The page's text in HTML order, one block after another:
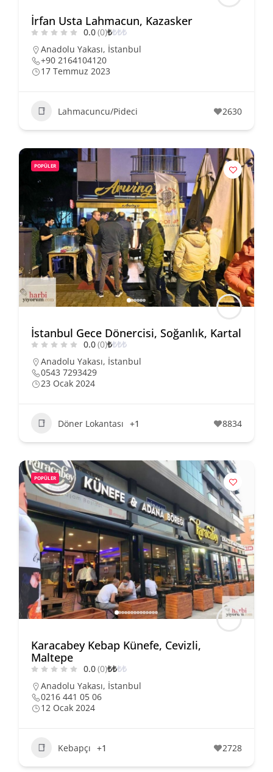
İrfan Usta Lahmacun, Kazasker
0.0(0)₺₺₺₺
Anadolu Yakası, İstanbul
+90 2164104120
17 Temmuz 2023
Lahmacuncu/Pideci 2630
POPÜLER
İstanbul Gece Dönercisi, Soğanlık, Kartal
0.0(0)₺₺₺₺
Anadolu Yakası, İstanbul
0543 7293429
23 Ocak 2024
Döner Lokantası +1 8834
POPÜLER
Karacabey Kebap Künefe, Cevizli,
Maltepe
0.0(0)₺₺₺₺
Anadolu Yakası, İstanbul
0216 441 05 06
12 Ocak 2024
Kebapçı +1 2728